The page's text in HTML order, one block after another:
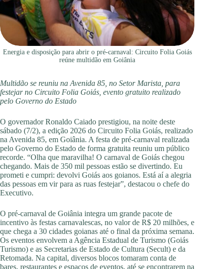
Energia e disposição para abrir o pré-carnaval: Circuito Folia Goiás
reúne multidão em Goiânia
Multidão se reuniu na Avenida 85, no Setor Marista, para
festejar no Circuito Folia Goiás, evento gratuito realizado
pelo Governo do Estado
O governador Ronaldo Caiado prestigiou, na noite deste
sábado (7/2), a edição 2026 do Circuito Folia Goiás, realizado
na Avenida 85, em Goiânia. A festa de pré-carnaval realizada
pelo Governo do Estado de forma gratuita reuniu um público
recorde. “Olha que maravilha! O carnaval de Goiás chegou
chegando. Mais de 350 mil pessoas estão se divertindo. Eu
prometi e cumpri: devolvi Goiás aos goianos. Está aí a alegria
das pessoas em vir para as ruas festejar”, destacou o chefe do
Executivo.
O pré-carnaval de Goiânia integra um grande pacote de
incentivo às festas carnavalescas, no valor de R$ 20 milhões, e
que chega a 30 cidades goianas até o final da próxima semana.
Os eventos envolvem a Agência Estadual de Turismo (Goiás
Turismo) e as Secretarias de Estado de Cultura (Secult) e da
Retomada. Na capital, diversos blocos tomaram conta de
bares, restaurantes e espaços de eventos, até se encontrarem na